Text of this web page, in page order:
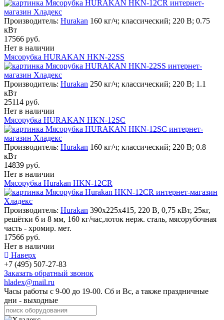
Производитель: Hurakan 160 кг/ч; классический; 220 В; 0.75
кВт
17566 руб.
Нет в наличии
Мясорубка HURAKAN HKN-22SS
Производитель: Hurakan 250 кг/ч; классический; 220 В; 1.1
кВт
25114 руб.
Нет в наличии
Мясорубка HURAKAN HKN-12SC
Производитель: Hurakan 160 кг/ч; классический; 220 В; 0.8
кВт
14839 руб.
Нет в наличии
Мясорубка Hurakan HKN-12CR
Производитель: Hurakan 390x225x415, 220 В, 0,75 кВт, 25кг,
решётки 6 и 8 мм, 160 кг/час,лоток нерж. сталь, мясорубочная
часть - хромир. мет.
17566 руб.
Нет в наличии
Наверх
+7 (495) 507-27-83
Заказать обратный звонок
hladex@mail.ru
Часы работы с 9-00 до 19-00. Сб и Вс, а также праздничные
дни - выходные